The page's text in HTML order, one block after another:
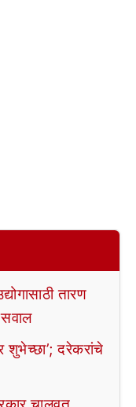
तारण
दरेकरांचे